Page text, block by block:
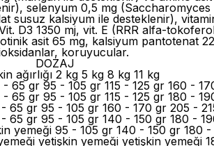
selenyum 0,5 mg
susuz kalsiyum ile desteklenir),
D3 1350 mj, vit. E (RRR alfa-
asit 65 mg, kalsiyum pantotenat
koruyucular.
DOZAJ
ağırlığı 2 kg 5 kg 8 kg 11 kg
65 gr 95 - 105 gr 115 - 125 gr 160 -
65 gr 95 - 105 gr 115 - 125 gr 180 -
65 gr 95 - 105 gr 160 - 170 gr 205 -
65 gr 95 - 105 gr 140 - 150 gr 180 -
yemeği 95 - 105 gr 140 - 150 gr 180 -
yetişkin yemeği yetişkin yemeği